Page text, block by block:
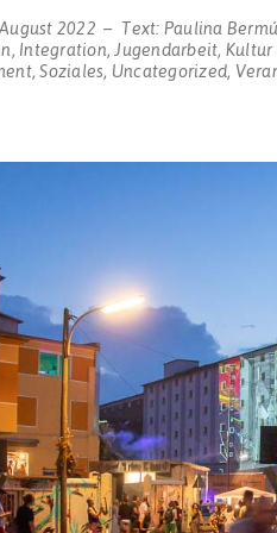
2022 Text: Paulina
Integration Jugendarbeit Kultur
, Soziales Uncategorized